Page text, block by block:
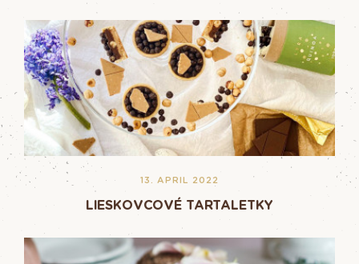
13. APRIL 2022
LIESKOVCOVÉ TARTALETKY